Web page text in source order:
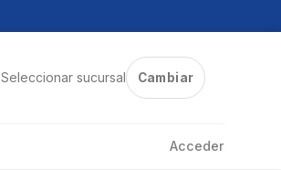
Seleccionar sucursal Cambiar
Acceder